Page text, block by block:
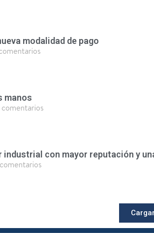
modalidad de pago
manos
con mayor reputación y